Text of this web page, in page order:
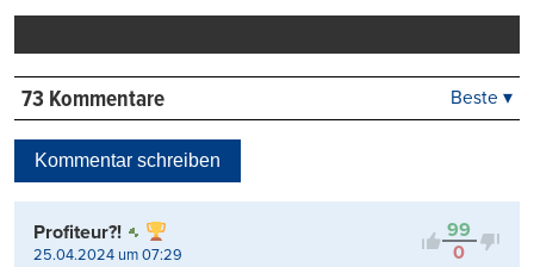
drucken
73 Kommentare
Kontrovers
Beste ▾
Kommentar schreiben
99
0
Profiteur?!
25.04.2024 um 07:29